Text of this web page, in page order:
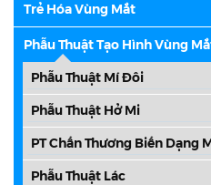
Trẻ Hóa Vùng Mắt
Phẫu Thuật Tạo Hình Vùng
Phẫu Thuật Mí Đôi
Phẫu Thuật Hở Mi
PT Chấn Thương Biến Dạng
Phẫu Thuật Lác